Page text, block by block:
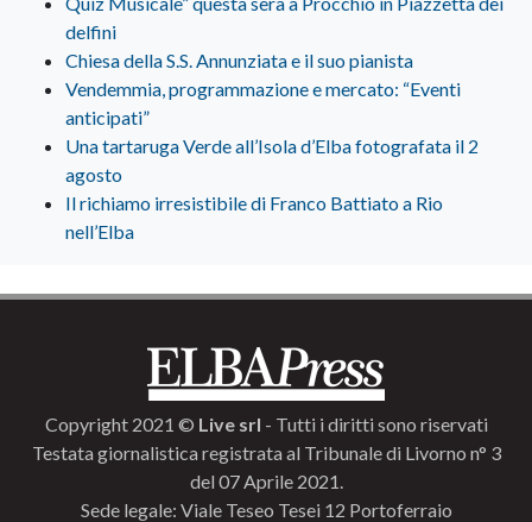
delfini
Chiesa della S.S. Annunziata e il suo pianista
Vendemmia, programmazione e mercato: “Eventi
anticipati”
Una tartaruga Verde all’Isola d’Elba fotografata il 2
agosto
Il richiamo irresistibile di Franco Battiato a Rio
nell’Elba
Copyright 2021 © Live srl - Tutti i diritti sono riservati
Testata giornalistica registrata al Tribunale di Livorno n° 3
del 07 Aprile 2021.
Sede legale: Viale Teseo Tesei 12 Portoferraio